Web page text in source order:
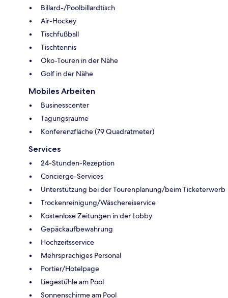
Billard-/Poolbillardtisch
Air-Hockey
Tischfußball
Tischtennis
Öko-Touren in der Nähe
Golf in der Nähe
Mobiles Arbeiten
Businesscenter
Tagungsräume
Konferenzfläche (79 Quadratmeter)
Services
24-Stunden-Rezeption
Concierge-Services
Unterstützung bei der Tourenplanung/beim Ticketerwerb
Trockenreinigung/Wäschereiservice
Kostenlose Zeitungen in der Lobby
Gepäckaufbewahrung
Hochzeitsservice
Mehrsprachiges Personal
Portier/Hotelpage
Liegestühle am Pool
Sonnenschirme am Pool